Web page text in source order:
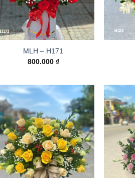
MLH – H171
800.000 ₫